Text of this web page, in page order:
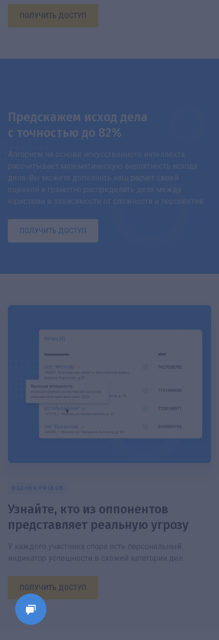
ПОЛУЧИТЬ ДОСТУП
Предскажем исход дела
с точностью до 82%
Алгоритм на основе искусственного интеллекта
рассчитывает математическую вероятность исхода
дела. Вы можете дополнить наш расчет своей
оценкой и грамотно распределять дела между
юристами в зависимости от сложности и перспектив.
ПОЛУЧИТЬ ДОСТУП
ОЦЕНКА РИСКОВ
Узнайте, кто из оппонентов
представляет реальную угрозу
У каждого участника спора есть персональный
индикатор успешности в схожей категории дел.
ПОЛУЧИТЬ ДОСТУП